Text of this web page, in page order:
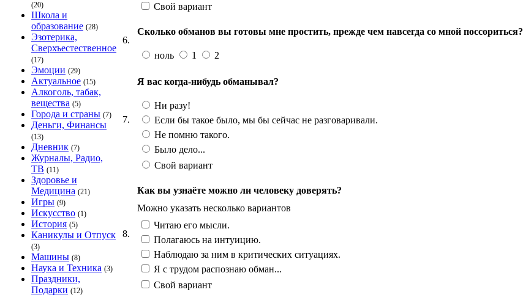
(20)
Школа и
образование (28)
Эзотерика,
Сверхъестественное
(17)
Эмоции (29)
Актуальное (15)
Алкоголь, табак,
вещества (5)
Города и страны (7)
Деньги, Финансы
(13)
Дневник (7)
Журналы, Радио,
ТВ (11)
Здоровье и
Медицина (21)
Игры (9)
Искусство (1)
История (5)
Каникулы и Отпуск
(3)
Машины (8)
Наука и Техника (3)
Праздники,
Подарки (12)
Свой вариант
6.
Сколько обманов вы готовы мне простить, прежде чем навсегда со мной поссориться?
ноль 1 2
7.
Я вас когда-нибудь обманывал?
Ни разу!
Если бы такое было, мы бы сейчас не разговаривали.
Не помню такого.
Было дело...
Свой вариант
8.
Как вы узнаёте можно ли человеку доверять?
Можно указать несколько вариантов
Читаю его мысли.
Полагаюсь на интуицию.
Наблюдаю за ним в критических ситуациях.
Я с трудом распознаю обман...
Свой вариант